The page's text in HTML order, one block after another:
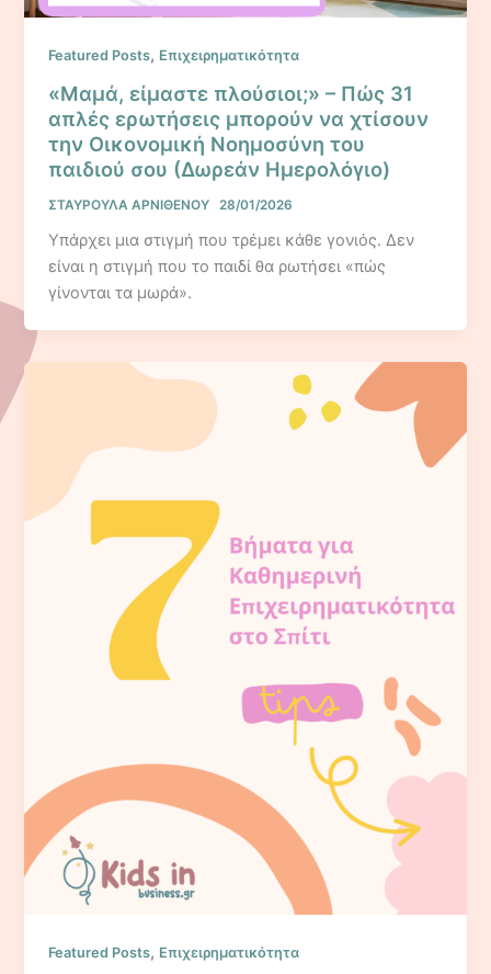
Featured Posts, Επιχειρηματικότητα
«Μαμά, είμαστε πλούσιοι;» – Πώς 31
απλές ερωτήσεις μπορούν να χτίσουν
την Οικονομική Νοημοσύνη του
παιδιού σου (Δωρεάν Ημερολόγιο)
ΣΤΑΥΡΟΥΛΑ ΑΡΝΙΘΕΝΟΥ 28/01/2026
Υπάρχει μια στιγμή που τρέμει κάθε γονιός. Δεν
είναι η στιγμή που το παιδί θα ρωτήσει «πώς
γίνονται τα μωρά».
Featured Posts, Επιχειρηματικότητα